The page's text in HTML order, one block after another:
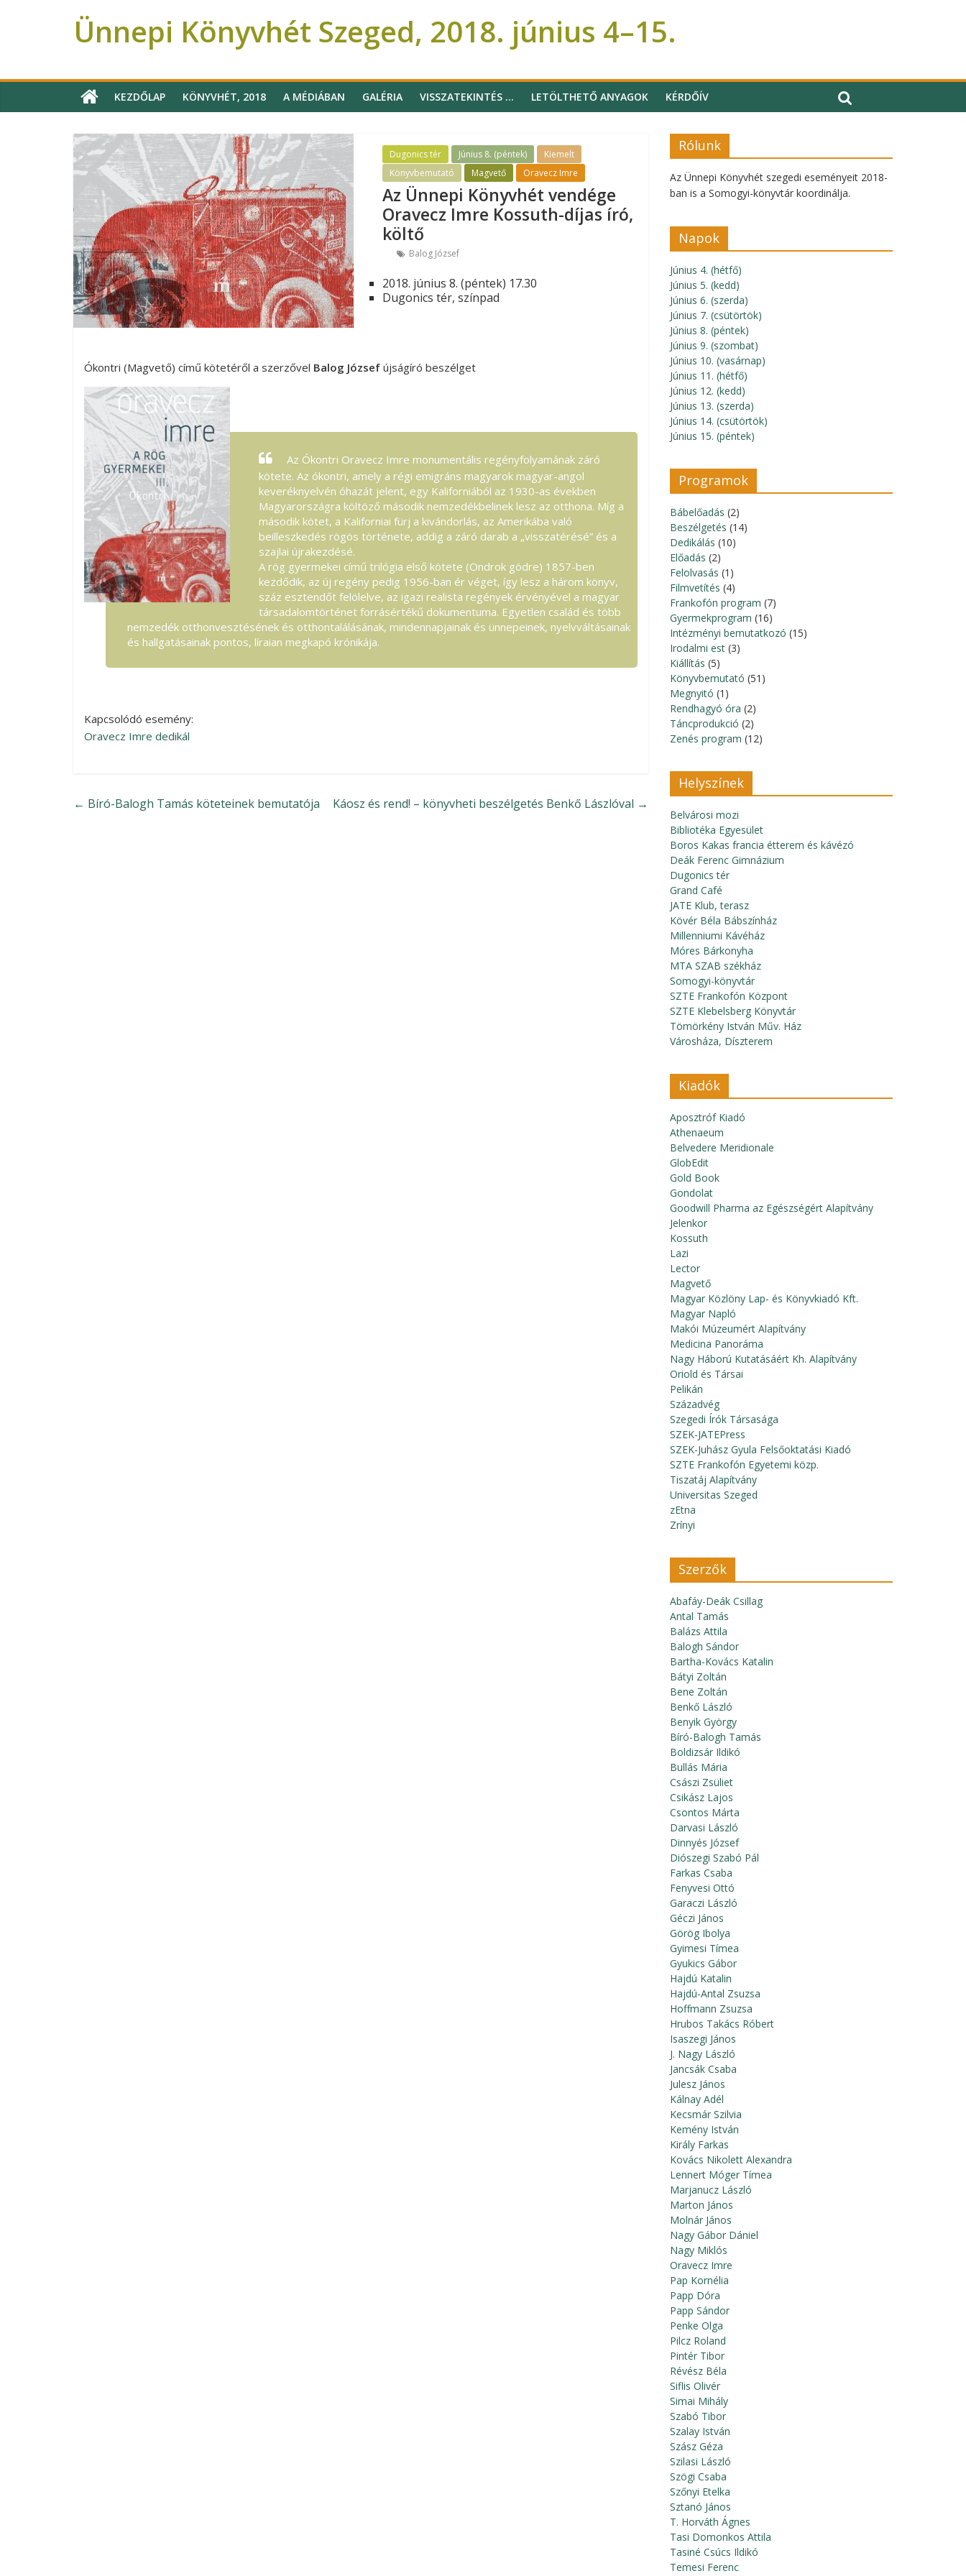
Ünnepi Könyvhét Szeged, 2018. június 4–15.
KEZDŐLAP KÖNYVHÉT, 2018 A MÉDIÁBAN GALÉRIA VISSZATEKINTÉS … LETÖLTHETŐ ANYAGOK KÉRDŐÍV
Dugonics tér Június 8. (péntek)
Kiemelt
Könyvbemutató
Magvető Oravecz Imre
Az Ünnepi Könyvhét vendége
Oravecz Imre Kossuth-díjas író,
költő
Balog József
2018. június 8. (péntek) 17.30
Dugonics tér, színpad
Ókontri (Magvető) című kötetéről a szerzővel Balog József újságíró beszélget
Az Ókontri Oravecz Imre monumentális regényfolyamának záró
kötete. Az ókontri, amely a régi emigráns magyarok magyar-angol
keveréknyelvén óhazát jelent, egy Kaliforniából az 1930-as években
Magyarországra költöző második nemzedékbelinek lesz az otthona. Míg a
második kötet, a Kaliforniai fürj a kivándorlás, az Amerikába való
beilleszkedés rögös története, addig a záró darab a „visszatérésé” és a
szajlai újrakezdésé.
A rög gyermekei című trilógia első kötete (Ondrok gödre) 1857-ben
kezdődik, az új regény pedig 1956-ban ér véget, így lesz a három könyv,
száz esztendőt felölelve, az igazi realista regények érvényével a magyar
társadalomtörténet forrásértékű dokumentuma. Egyetlen család és több
nemzedék otthonvesztésének és otthontalálásának, mindennapjainak és ünnepeinek, nyelvváltásainak
és hallgatásainak pontos, líraian megkapó krónikája.
Kapcsolódó esemény:
Oravecz Imre dedikál
Káosz és rend! – könyvheti beszélgetés Benkő Lászlóval →
← Bíró-Balogh Tamás köteteinek bemutatója
Rólunk
Az Ünnepi Könyvhét szegedi eseményeit 2018-
ban is a Somogyi-könyvtár koordinálja.
Napok
Június 4. (hétfő)
Június 5. (kedd)
Június 6. (szerda)
Június 7. (csütörtök)
Június 8. (péntek)
Június 9. (szombat)
Június 10. (vasárnap)
Június 11. (hétfő)
Június 12. (kedd)
Június 13. (szerda)
Június 14. (csütörtök)
Június 15. (péntek)
Programok
Bábelőadás (2)
Beszélgetés (14)
Dedikálás (10)
Előadás (2)
Felolvasás (1)
Filmvetítés (4)
Frankofón program (7)
Gyermekprogram (16)
Intézményi bemutatkozó (15)
Irodalmi est (3)
Kiállítás (5)
Könyvbemutató (51)
Megnyitó (1)
Rendhagyó óra (2)
Táncprodukció (2)
Zenés program (12)
Helyszínek
Belvárosi mozi
Bibliotéka Egyesület
Boros Kakas francia étterem és kávézó
Deák Ferenc Gimnázium
Dugonics tér
Grand Café
JATE Klub, terasz
Kövér Béla Bábszínház
Millenniumi Kávéház
Móres Bárkonyha
MTA SZAB székház
Somogyi-könyvtár
SZTE Frankofón Központ
SZTE Klebelsberg Könyvtár
Tömörkény István Műv. Ház
Városháza, Díszterem
Kiadók
Aposztróf Kiadó
Athenaeum
Belvedere Meridionale
GlobEdit
Gold Book
Gondolat
Goodwill Pharma az Egészségért Alapítvány
Jelenkor
Kossuth
Lazi
Lector
Magvető
Magyar Közlöny Lap- és Könyvkiadó Kft.
Magyar Napló
Makói Múzeumért Alapítvány
Medicina Panoráma
Nagy Háború Kutatásáért Kh. Alapítvány
Oriold és Társai
Pelikán
Századvég
Szegedi Írók Társasága
SZEK-JATEPress
SZEK-Juhász Gyula Felsőoktatási Kiadó
SZTE Frankofón Egyetemi közp.
Tiszatáj Alapítvány
Universitas Szeged
zEtna
Zrínyi
Szerzők
Abafáy-Deák Csillag
Antal Tamás
Balázs Attila
Balogh Sándor
Bartha-Kovács Katalin
Bátyi Zoltán
Bene Zoltán
Benkő László
Benyik György
Bíró-Balogh Tamás
Boldizsár Ildikó
Bullás Mária
Császi Zsüliet
Csikász Lajos
Csontos Márta
Darvasi László
Dinnyés József
Diószegi Szabó Pál
Farkas Csaba
Fenyvesi Ottó
Garaczi László
Géczi János
Görög Ibolya
Gyimesi Tímea
Gyukics Gábor
Hajdú Katalin
Hajdú-Antal Zsuzsa
Hoffmann Zsuzsa
Hrubos Takács Róbert
Isaszegi János
J. Nagy László
Jancsák Csaba
Julesz János
Kálnay Adél
Kecsmár Szilvia
Kemény István
Király Farkas
Kovács Nikolett Alexandra
Lennert Móger Tímea
Marjanucz László
Marton János
Molnár János
Nagy Gábor Dániel
Nagy Miklós
Oravecz Imre
Pap Kornélia
Papp Dóra
Papp Sándor
Penke Olga
Pilcz Roland
Pintér Tibor
Révész Béla
Siflis Olivér
Simai Mihály
Szabó Tibor
Szalay István
Szász Géza
Szilasi László
Szögi Csaba
Szőnyi Etelka
Sztanó János
T. Horváth Ágnes
Tasi Domonkos Attila
Tasiné Csúcs Ildikó
Temesi Ferenc